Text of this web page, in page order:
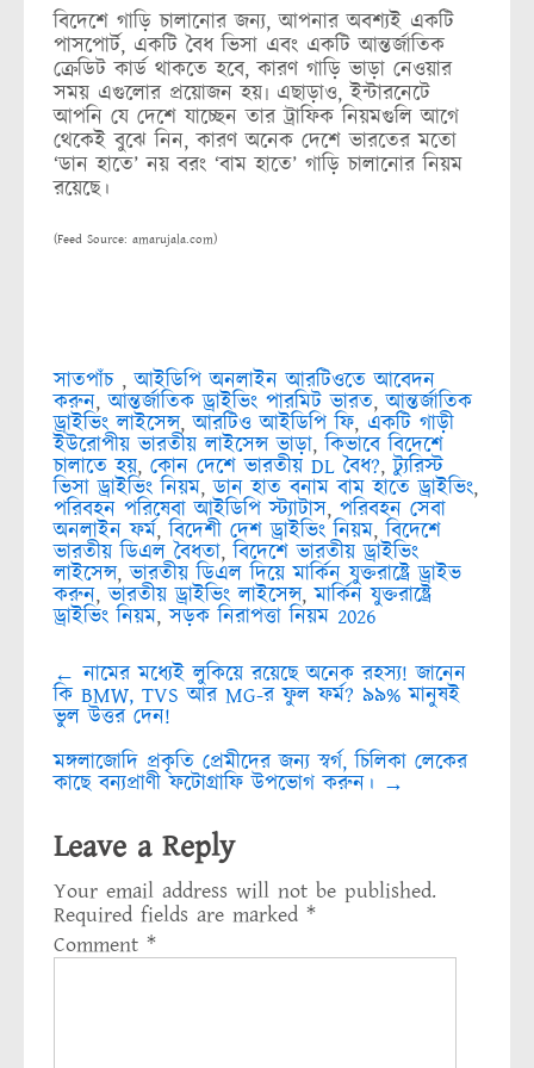
বিদেশে গাড়ি চালানোর জন্য, আপনার অবশ্যই একটি
পাসপোর্ট, একটি বৈধ ভিসা এবং একটি আন্তর্জাতিক
ক্রেডিট কার্ড থাকতে হবে, কারণ গাড়ি ভাড়া নেওয়ার
সময় এগুলোর প্রয়োজন হয়৷ এছাড়াও, ইন্টারনেটে
আপনি যে দেশে যাচ্ছেন তার ট্রাফিক নিয়মগুলি আগে
থেকেই বুঝে নিন, কারণ অনেক দেশে ভারতের মতো
‘ডান হাতে’ নয় বরং ‘বাম হাতে’ গাড়ি চালানোর নিয়ম
রয়েছে।
(Feed Source: amarujala.com)
সাতপাঁচ ,আইডিপি অনলাইন আরটিওতে আবেদন
করুন,আন্তর্জাতিক ড্রাইভিং পারমিট ভারত,আন্তর্জাতিক
ড্রাইভিং লাইসেন্স,আরটিও আইডিপি ফি, একটি গাড়ী
ইউরোপীয় ভারতীয় লাইসেন্স ভাড়া,কিভাবে বিদেশে
চালাতে হয়, কোন দেশে ভারতীয় DL বৈধ?,ট্যুরিস্ট
ভিসা ড্রাইভিং নিয়ম,ডান হাত বনাম বাম হাতে ড্রাইভিং,
পরিবহন পরিষেবা আইডিপি স্ট্যাটাস,পরিবহন সেবা
অনলাইন ফর্ম,বিদেশী দেশ ড্রাইভিং নিয়ম,বিদেশে
ভারতীয় ডিএল বৈধতা,বিদেশে ভারতীয় ড্রাইভিং
লাইসেন্স,ভারতীয় ডিএল দিয়ে মার্কিন যুক্তরাষ্ট্রে ড্রাইভ
করুন,ভারতীয় ড্রাইভিং লাইসেন্স,মার্কিন যুক্তরাষ্ট্রে
ড্রাইভিং নিয়ম,সড়ক নিরাপত্তা নিয়ম 2026
Post
navigation
← নামের মধ্যেই লুকিয়ে রয়েছে অনেক রহস্য! জানেন
কি BMW, TVS আর MG-র ফুল ফর্ম? ৯৯% মানুষই
ভুল উত্তর দেন!
মঙ্গলাজোদি প্রকৃতি প্রেমীদের জন্য স্বর্গ, চিলিকা লেকের
কাছে বন্যপ্রাণী ফটোগ্রাফি উপভোগ করুন। →
Leave a Reply
Your email address will not be published.
Required fields are marked *
Comment *